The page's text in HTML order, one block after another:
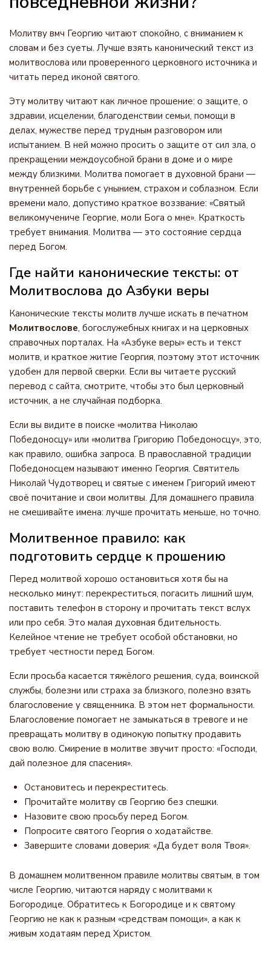
Молитву вмч Георгию читают спокойно, с вниманием к
словам и без суеты. Лучше взять канонический текст из
молитвослова или проверенного церковного источника и
читать перед иконой святого.
Эту молитву читают как личное прошение: о защите, о
здравии, исцелении, благоденствии семьи, помощи в
делах, мужестве перед трудным разговором или
испытанием. В ней можно просить о защите от сил зла, о
прекращении междоусобной брани в доме и о мире
между близкими. Молитва помогает в духовной брани —
внутренней борьбе с унынием, страхом и соблазном. Если
времени мало, допустимо краткое воззвание: «Святый
великомучениче Георгие, моли Бога о мне». Краткость
требует внимания. Молитва — это состояние сердца
перед Богом.
Где найти канонические тексты: от
Молитвослова до Азбуки веры
Канонические тексты молитв лучше искать в печатном
Молитвослове, богослужебных книгах и на церковных
справочных порталах. На «Азбуке веры» есть и текст
молитв, и краткое житие Георгия, поэтому этот источник
удобен для первой сверки. Если вы читаете русский
перевод с сайта, смотрите, чтобы это был церковный
источник, а не случайная подборка.
Если вы видите в поиске «молитва Николаю
Победоносцу» или «молитва Григорию Победоносцу», это,
как правило, ошибка запроса. В православной традиции
Победоносцем называют именно Георгия. Святитель
Николай Чудотворец и святые с именем Григорий имеют
своё почитание и свои молитвы. Для домашнего правила
не смешивайте имена: лучше прочитать меньше, но точно.
Молитвенное правило: как
подготовить сердце к прошению
Перед молитвой хорошо остановиться хотя бы на
несколько минут: перекреститься, погасить лишний шум,
поставить телефон в сторону и прочитать текст вслух
или про себя. Это малая духовная бдительность.
Келейное чтение не требует особой обстановки, но
требует честности перед Богом.
Если просьба касается тяжёлого решения, суда, воинской
службы, болезни или страха за близкого, полезно взять
благословение у священника. В этом нет формальности.
Благословение помогает не замыкаться в тревоге и не
превращать молитву в одинокую попытку продавить
свою волю. Смирение в молитве звучит просто: «Господи,
дай полезное для спасения».
Остановитесь и перекреститесь.
Прочитайте молитву св Георгию без спешки.
Назовите свою просьбу перед Богом.
Попросите святого Георгия о ходатайстве.
Завершите словами доверия: «Да будет воля Твоя».
В домашнем молитвенном правиле молитвы святым, в том
числе Георгию, читаются наряду с молитвами к
Богородице. Обратитесь к Богородице и к святому
Георгию не как к разным «средствам помощи», а как к
живым ходатаям перед Христом.